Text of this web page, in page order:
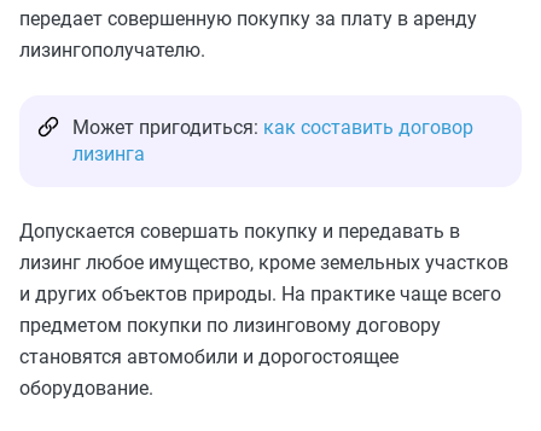
передает совершенную покупку за плату в аренду
лизингополучателю.
Может пригодиться: как составить договор
лизинга
Допускается совершать покупку и передавать в
лизинг любое имущество, кроме земельных участков
и других объектов природы. На практике чаще всего
предметом покупки по лизинговому договору
становятся автомобили и дорогостоящее
оборудование.